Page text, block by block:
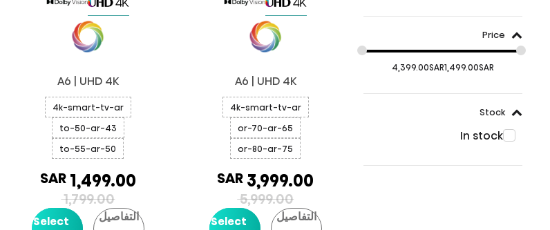
Price
SAR
1,499.00
SAR
4,399.00
Stock
In stock
A6 | UHD 4K
4k-smart-tv-ar
65-or-70-ar
75-or-80-ar
SAR 3,999.00
5,999.00
التفاصيل
Select
A6 | UHD 4K
4k-smart-tv-ar
43-to-50-ar
50-to-55-ar
SAR1,499.00
1,799.00
التفاصيل
Select